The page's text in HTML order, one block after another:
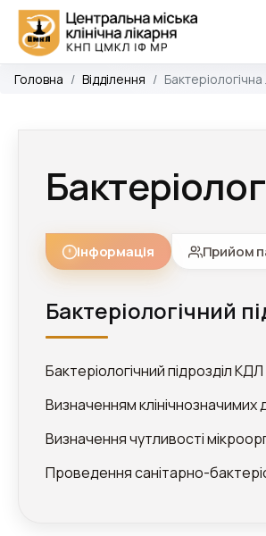
Головна Відділення
Інформація Прийом
Бактеріологічний
Бактеріологічний підрозділ
Визначенням клінічнозначимих
Визначення чутливості
Проведення санітарно-